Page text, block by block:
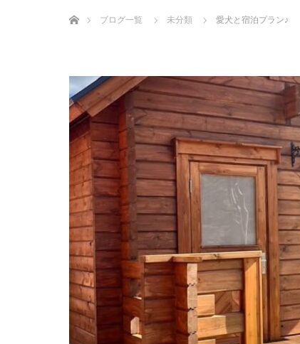
ブログ一覧
未分類 愛犬と宿泊プラン♪